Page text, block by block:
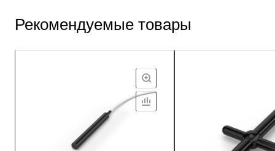
Рекомендуемые товары